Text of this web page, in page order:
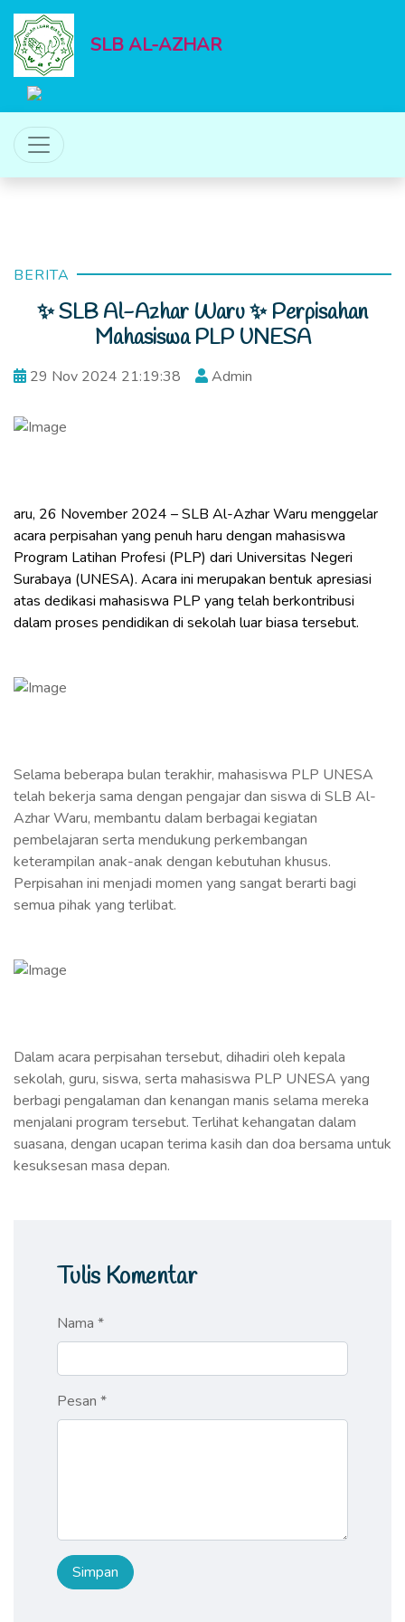
SLB AL-AZHAR
BERITA
✨ SLB Al-Azhar Waru ✨ Perpisahan
Mahasiswa PLP UNESA
29 Nov 2024 21:19:38 Admin
aru, 26 November 2024 – SLB Al-Azhar Waru menggelar
acara perpisahan yang penuh haru dengan mahasiswa
Program Latihan Profesi (PLP) dari Universitas Negeri
Surabaya (UNESA). Acara ini merupakan bentuk apresiasi
atas dedikasi mahasiswa PLP yang telah berkontribusi
dalam proses pendidikan di sekolah luar biasa tersebut.
Selama beberapa bulan terakhir, mahasiswa PLP UNESA
telah bekerja sama dengan pengajar dan siswa di SLB Al-
Azhar Waru, membantu dalam berbagai kegiatan
pembelajaran serta mendukung perkembangan
keterampilan anak-anak dengan kebutuhan khusus.
Perpisahan ini menjadi momen yang sangat berarti bagi
semua pihak yang terlibat.
Dalam acara perpisahan tersebut, dihadiri oleh kepala
sekolah, guru, siswa, serta mahasiswa PLP UNESA yang
berbagi pengalaman dan kenangan manis selama mereka
menjalani program tersebut. Terlihat kehangatan dalam
suasana, dengan ucapan terima kasih dan doa bersama untuk
kesuksesan masa depan.
Tulis Komentar
Nama *
Pesan *